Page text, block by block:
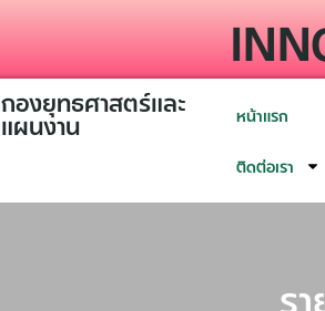
กองยุทธศาสตร์และ
แผนงาน หน้าแรก
ติดต่อเรา
ร